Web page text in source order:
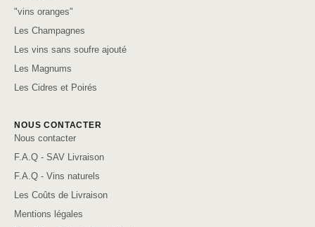
"vins oranges"
Les Champagnes
Les vins sans soufre ajouté
Les Magnums
Les Cidres et Poirés
NOUS CONTACTER
Nous contacter
F.A.Q - SAV Livraison
F.A.Q - Vins naturels
Les Coûts de Livraison
Mentions légales